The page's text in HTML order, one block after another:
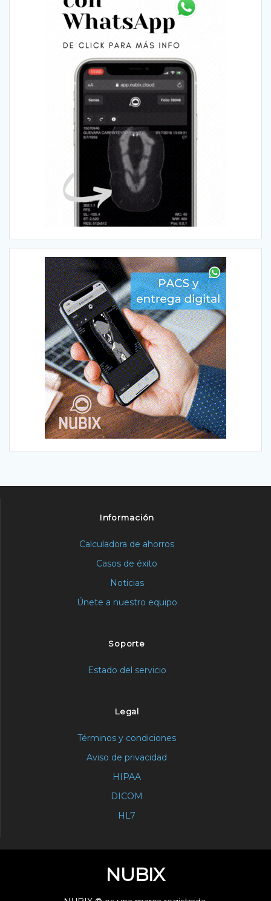
Información
Calculadora de ahorros
Casos de éxito
Noticias
Únete a nuestro equipo
Soporte
Estado del servicio
Legal
Términos y condiciones
Aviso de privacidad
HIPAA
DICOM
HL7
NUBIX